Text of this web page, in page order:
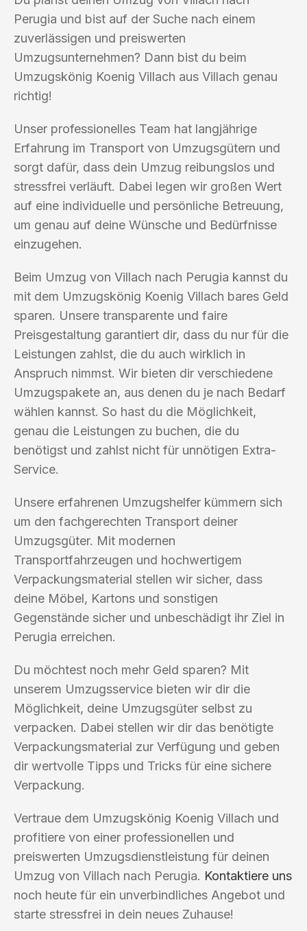
Perugia und bist auf der Suche nach einem
zuverlässigen und preiswerten
Umzugsunternehmen? Dann bist du beim
Umzugskönig Koenig Villach aus Villach genau
richtig!
Unser professionelles Team hat langjährige
Erfahrung im Transport von Umzugsgütern und
sorgt dafür, dass dein Umzug reibungslos und
stressfrei verläuft. Dabei legen wir großen Wert
auf eine individuelle und persönliche Betreuung,
um genau auf deine Wünsche und Bedürfnisse
einzugehen.
Beim Umzug von Villach nach Perugia kannst du
mit dem Umzugskönig Koenig Villach bares Geld
sparen. Unsere transparente und faire
Preisgestaltung garantiert dir, dass du nur für die
Leistungen zahlst, die du auch wirklich in
Anspruch nimmst. Wir bieten dir verschiedene
Umzugspakete an, aus denen du je nach Bedarf
wählen kannst. So hast du die Möglichkeit,
genau die Leistungen zu buchen, die du
benötigst und zahlst nicht für unnötigen Extra-
Service.
Unsere erfahrenen Umzugshelfer kümmern sich
um den fachgerechten Transport deiner
Umzugsgüter. Mit modernen
Transportfahrzeugen und hochwertigem
Verpackungsmaterial stellen wir sicher, dass
deine Möbel, Kartons und sonstigen
Gegenstände sicher und unbeschädigt ihr Ziel in
Perugia erreichen.
Du möchtest noch mehr Geld sparen? Mit
unserem Umzugsservice bieten wir dir die
Möglichkeit, deine Umzugsgüter selbst zu
verpacken. Dabei stellen wir dir das benötigte
Verpackungsmaterial zur Verfügung und geben
dir wertvolle Tipps und Tricks für eine sichere
Verpackung.
Vertraue dem Umzugskönig Koenig Villach und
profitiere von einer professionellen und
preiswerten Umzugsdienstleistung für deinen
Umzug von Villach nach Perugia. Kontaktiere uns
noch heute für ein unverbindliches Angebot und
starte stressfrei in dein neues Zuhause!